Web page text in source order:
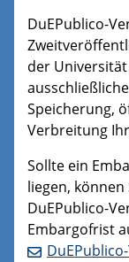
DuEPublico-
der
Speicherung,
Verbreitung
Sollte ein
liegen, können
DuEPublico-
Embargofrist